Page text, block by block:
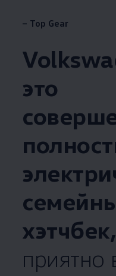
– Top Gear
это
хэтчбек,
приятно